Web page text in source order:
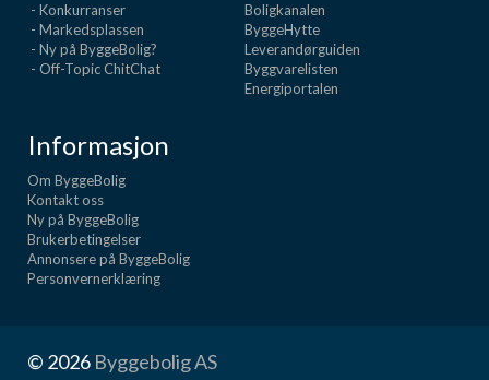
- Konkurranser
- Markedsplassen
- Ny på ByggeBolig?
- Off-Topic ChitChat
Boligkanalen
ByggeHytte
Leverandørguiden
Byggvarelisten
Energiportalen
Informasjon
Om ByggeBolig
Kontakt oss
Ny på ByggeBolig
Brukerbetingelser
Annonsere på ByggeBolig
Personvernerklæring
© 2026 Byggebolig AS